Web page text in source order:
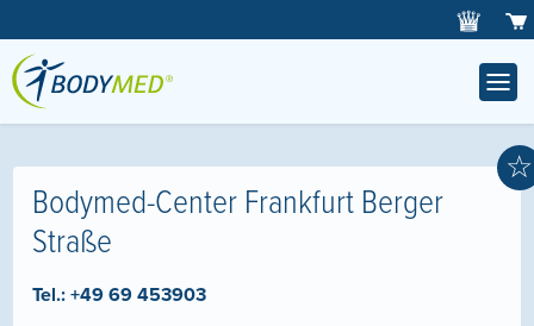
☆
Bodymed-Center Frankfurt Berger
Straße
Tel.:+49 69 453903